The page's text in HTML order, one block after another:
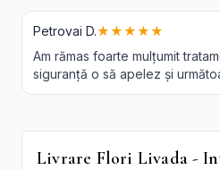
Petrovai D.★★★★★
Am rămas foarte mulțumit
siguranță o să apelez și
Livrare Flori Livada -